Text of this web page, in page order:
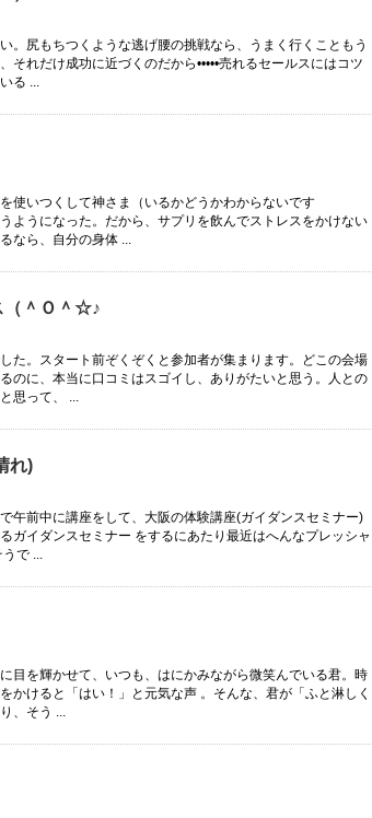
。尻もちつくような逃げ腰の挑戦なら、うまく行くこともう
それだけ成功に近づくのだから•••••売れるセールスにはコツ
る ...
使いつくして神さま（いるかどうかわからないです
ようになった。だから、サプリを飲んでストレスをかけない
なら、自分の身体 ...
（＾Ｏ＾☆♪
た。スタート前ぞくぞくと参加者が集まります。どこの会場
のに、本当に口コミはスゴイし、ありがたいと思う。人との
思って、 ...
れ)
午前中に講座をして、大阪の体験講座(ガイダンスセミナー)
ガイダンスセミナー をするにあたり最近はへんなプレッシャ
で ...
目を輝かせて、いつも、はにかみながら微笑んでいる君。時
かけると「はい！」と元気な声 。そんな、君が「ふと淋しく
、そう ...